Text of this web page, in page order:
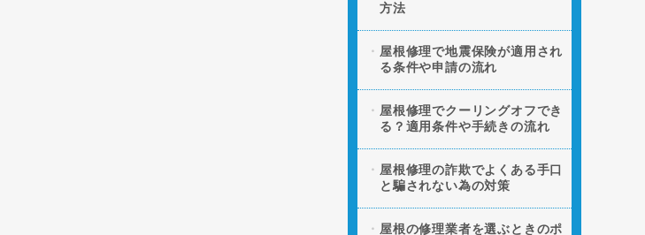
方法
屋根修理で地震保険が適用され
る条件や申請の流れ
屋根修理でクーリングオフでき
る？適用条件や手続きの流れ
屋根修理の詐欺でよくある手口
と騙されない為の対策
屋根の修理業者を選ぶときのポ